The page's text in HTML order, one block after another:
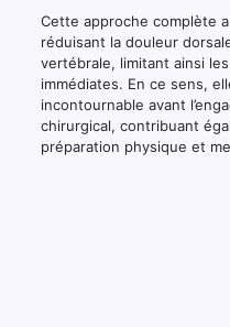
Cette approche complète
réduisant la douleur
vertébrale, limitant ainsi
immédiates. En ce sens,
incontournable avant
chirurgical, contribuant
préparation physique et